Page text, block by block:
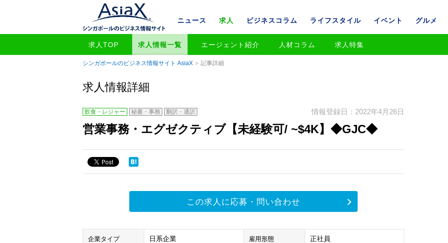
ニュース 求人 ビジネスコラム ライフスタイル イベント グルメ
求人TOP 求人情報一覧 エージェント紹介 人材コラム 求人特集
シンガポールのビジネス情報サイト AsiaX 記事詳細
求人情報詳細
飲食・レジャー 秘書・事務 翻訳・通訳 情報登録日：2022年4月26日
営業事務・エグゼクティブ【未経験可/ ~$4K】◆GJC◆
この求人に応募・問い合わせ
企業タイプ 日系企業 雇用形態 正社員